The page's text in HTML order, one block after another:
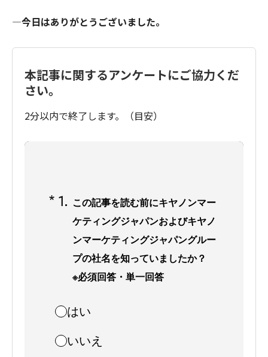
―今日はありがとうございました。
本記事に関するアンケートにご協力くだ
さい。
2分以内で終了します。（目安）